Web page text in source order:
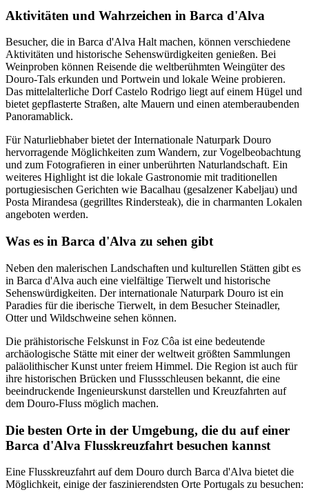
Aktivitäten und Wahrzeichen in Barca d'Alva
Besucher, die in Barca d'Alva Halt machen, können verschiedene
Aktivitäten und historische Sehenswürdigkeiten genießen. Bei
Weinproben können Reisende die weltberühmten Weingüter des
Douro-Tals erkunden und Portwein und lokale Weine probieren.
Das mittelalterliche Dorf Castelo Rodrigo liegt auf einem Hügel und
bietet gepflasterte Straßen, alte Mauern und einen atemberaubenden
Panoramablick.
Für Naturliebhaber bietet der Internationale Naturpark Douro
hervorragende Möglichkeiten zum Wandern, zur Vogelbeobachtung
und zum Fotografieren in einer unberührten Naturlandschaft. Ein
weiteres Highlight ist die lokale Gastronomie mit traditionellen
portugiesischen Gerichten wie Bacalhau (gesalzener Kabeljau) und
Posta Mirandesa (gegrilltes Rindersteak), die in charmanten Lokalen
angeboten werden.
Was es in Barca d'Alva zu sehen gibt
Neben den malerischen Landschaften und kulturellen Stätten gibt es
in Barca d'Alva auch eine vielfältige Tierwelt und historische
Sehenswürdigkeiten. Der internationale Naturpark Douro ist ein
Paradies für die iberische Tierwelt, in dem Besucher Steinadler,
Otter und Wildschweine sehen können.
Die prähistorische Felskunst in Foz Côa ist eine bedeutende
archäologische Stätte mit einer der weltweit größten Sammlungen
paläolithischer Kunst unter freiem Himmel. Die Region ist auch für
ihre historischen Brücken und Flussschleusen bekannt, die eine
beeindruckende Ingenieurskunst darstellen und Kreuzfahrten auf
dem Douro-Fluss möglich machen.
Die besten Orte in der Umgebung, die du auf einer
Barca d'Alva Flusskreuzfahrt besuchen kannst
Eine Flusskreuzfahrt auf dem Douro durch Barca d'Alva bietet die
Möglichkeit, einige der faszinierendsten Orte Portugals zu besuchen: